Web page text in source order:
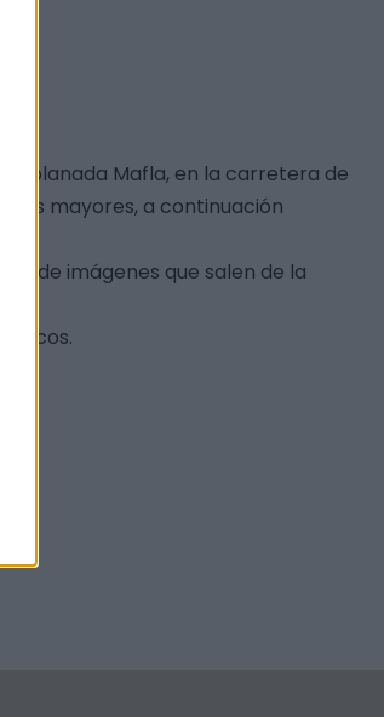
explanada Mafla, en la carretera de
los mayores, a continuación
de imágenes que salen de la